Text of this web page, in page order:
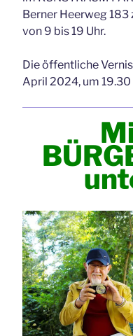
Berner Heerweg
von 9 bis 19 Uhr.
Die öffentliche
April 2024, um